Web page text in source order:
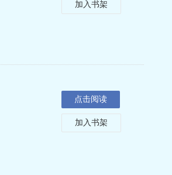
加入书架
点击阅读
加入书架